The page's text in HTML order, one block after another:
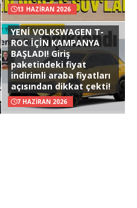
13 HAZIRAN 2026
YENİ VOLKSWAGEN T-
ROC İÇİN KAMPANYA
BAŞLADI! Giriş
paketindeki fiyat
indirimli araba fiyatları
açısından dikkat çekti!
7 HAZIRAN 2026